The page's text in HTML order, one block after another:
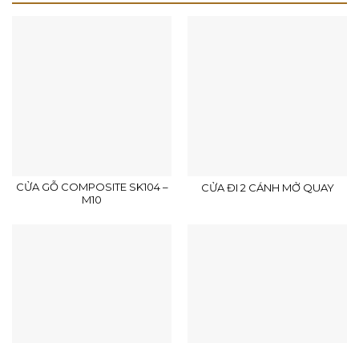
CỬA GỖ COMPOSITE SK104 –
M10
CỬA ĐI 2 CÁNH MỞ QUAY